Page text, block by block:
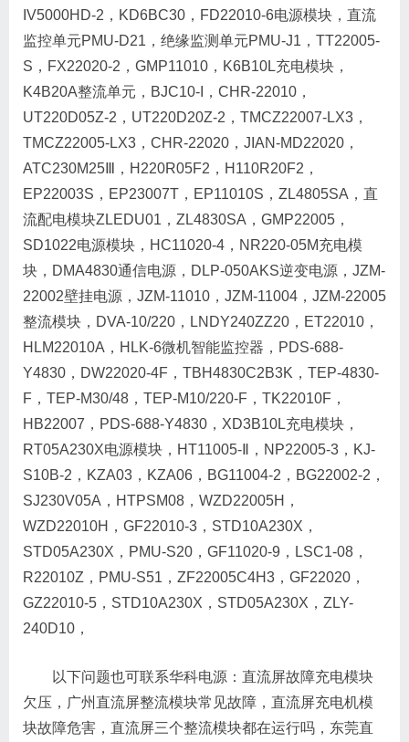
IV5000HD-2，KD6BC30，FD22010-6电源模块，直流
监控单元PMU-D21，绝缘监测单元PMU-J1，TT22005-
S，FX22020-2，GMP11010，K6B10L充电模块，
K4B20A整流单元，BJC10-I，CHR-22010，
UT220D05Z-2，UT220D20Z-2，TMCZ22007-LX3，
TMCZ22005-LX3，CHR-22020，JIAN-MD22020，
ATC230M25Ⅲ，H220R05F2，H110R20F2，
EP22003S，EP23007T，EP11010S，ZL4805SA，直
流配电模块ZLEDU01，ZL4830SA，GMP22005，
SD1022电源模块，HC11020-4，NR220-05M充电模
块，DMA4830通信电源，DLP-050AKS逆变电源，JZM-
22002壁挂电源，JZM-11010，JZM-11004，JZM-22005
整流模块，DVA-10/220，LNDY240ZZ20，ET22010，
HLM22010A，HLK-6微机智能监控器，PDS-688-
Y4830，DW22020-4F，TBH4830C2B3K，TEP-4830-
F，TEP-M30/48，TEP-M10/220-F，TK22010F，
HB22007，PDS-688-Y4830，XD3B10L充电模块，
RT05A230X电源模块，HT11005-Ⅱ，NP22005-3，KJ-
S10B-2，KZA03，KZA06，BG11004-2，BG22002-2，
SJ230V05A，HTPSM08，WZD22005H，
WZD22010H，GF22010-3，STD10A230X，
STD05A230X，PMU-S20，GF11020-9，LSC1-08，
R22010Z，PMU-S51，ZF22005C4H3，GF22020，
GZ22010-5，STD10A230X，STD05A230X，ZLY-
240D10，
以下问题也可联系华科电源：直流屏故障充电模块
欠压，广州直流屏整流模块常见故障，直流屏充电机模
块故障危害，直流屏三个整流模块都在运行吗，东莞直